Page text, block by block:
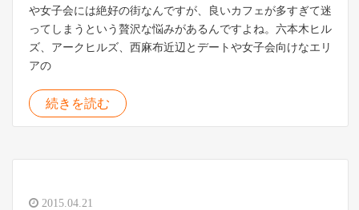
や女子会には絶好の街なんですが、良いカフェが多すぎて迷
ってしまうという贅沢な悩みがあるんですよね。六本木ヒル
ズ、アークヒルズ、西麻布近辺とデートや女子会向けなエリ
アの
続きを読む
2015.04.21